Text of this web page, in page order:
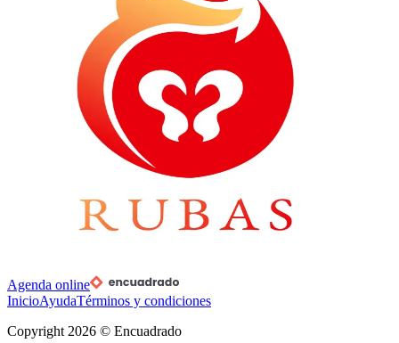
Agenda online
InicioAyudaTérminos y condiciones
Copyright 2026 © Encuadrado